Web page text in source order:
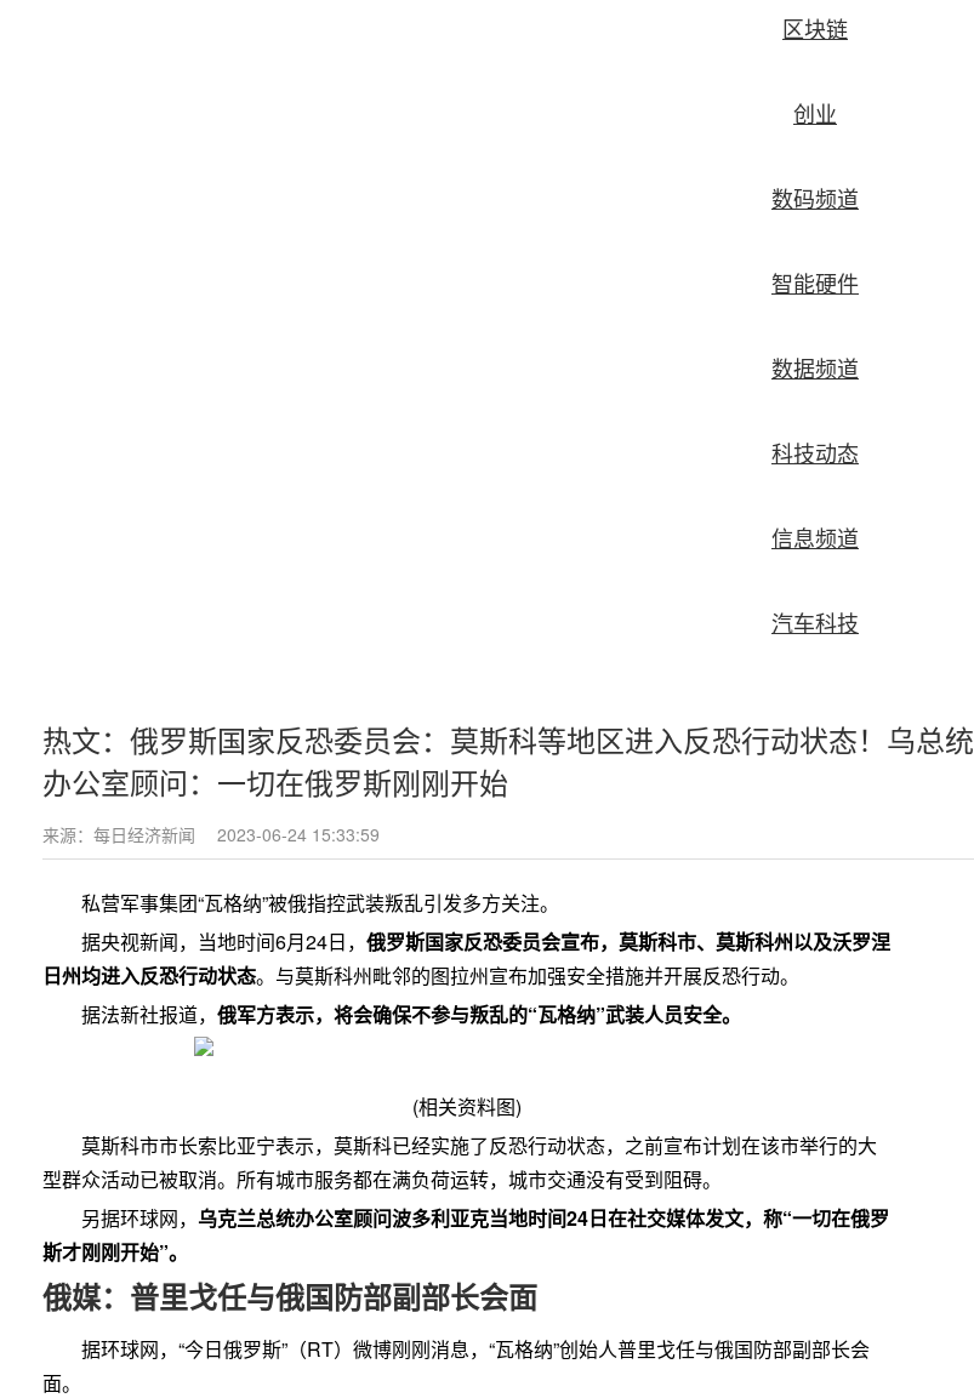
区块链
创业
数码频道
智能硬件
数据频道
科技动态
信息频道
汽车科技
热文：俄罗斯国家反恐委员会：莫斯科等地区进入反恐行动状态！乌总统
办公室顾问：一切在俄罗斯刚刚开始
来源：每日经济新闻 2023-06-24 15:33:59
私营军事集团“瓦格纳”被俄指控武装叛乱引发多方关注。
据央视新闻，当地时间6月24日， 俄罗斯国家反恐委员会宣布，莫斯科市、莫斯科州以及沃罗涅
日州均进入反恐行动状态。与莫斯科州毗邻的图拉州宣布加强安全措施并开展反恐行动。
据法新社报道， 俄军方表示，将会确保不参与叛乱的“瓦格纳”武装人员安全。
(相关资料图)
莫斯科市市长索比亚宁表示，莫斯科已经实施了反恐行动状态，之前宣布计划在该市举行的大
型群众活动已被取消。所有城市服务都在满负荷运转，城市交通没有受到阻碍。
另据环球网， 乌克兰总统办公室顾问波多利亚克当地时间24日在社交媒体发文，称“一切在俄罗
斯才刚刚开始”。
俄媒：普里戈任与俄国防部副部长会面
据环球网，“今日俄罗斯”（RT）微博刚刚消息，“瓦格纳”创始人普里戈任与俄国防部副部长会
面。